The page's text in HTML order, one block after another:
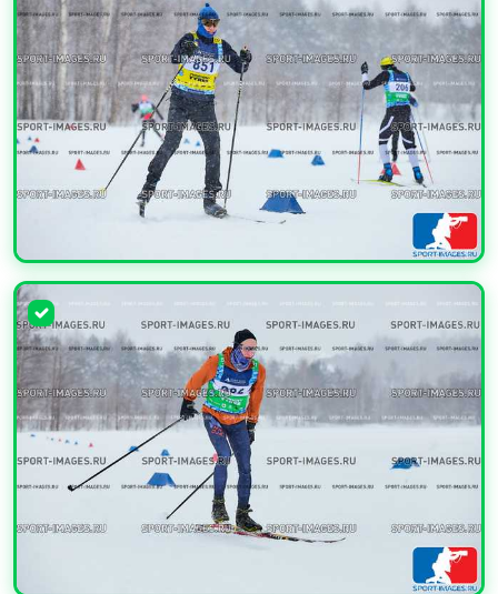
УВЕЛИЧИТЬ